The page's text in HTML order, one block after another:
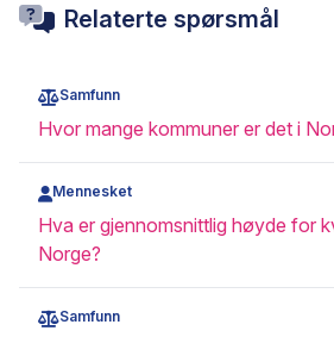
Relaterte spørsmål
Samfunn
Hvor mange kommuner er det i
Mennesket
Hva er gjennomsnittlig høyde for
Norge?
Samfunn